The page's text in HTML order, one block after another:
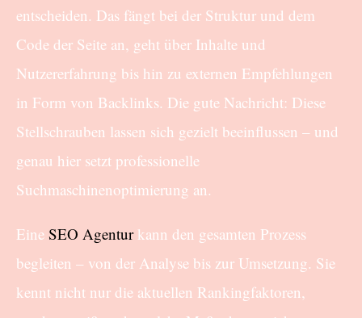
entscheiden. Das fängt bei der Struktur und dem
Code der Seite an, geht über Inhalte und
Nutzererfahrung bis hin zu externen Empfehlungen
in Form von Backlinks. Die gute Nachricht: Diese
Stellschrauben lassen sich gezielt beeinflussen – und
genau hier setzt professionelle
Suchmaschinenoptimierung an.
Eine SEO Agenturkann den gesamten Prozess
begleiten – von der Analyse bis zur Umsetzung. Sie
kennt nicht nur die aktuellen Rankingfaktoren,